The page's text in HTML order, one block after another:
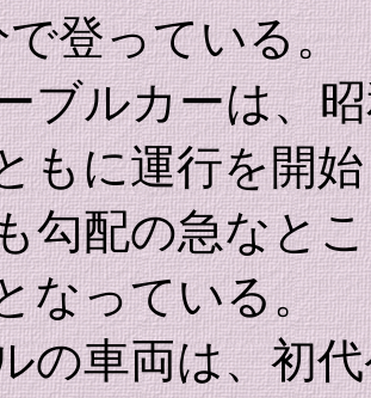
で登っている。
ブルカーは、
もに運行を開
勾配の急なと
なっている。
の車両は、初